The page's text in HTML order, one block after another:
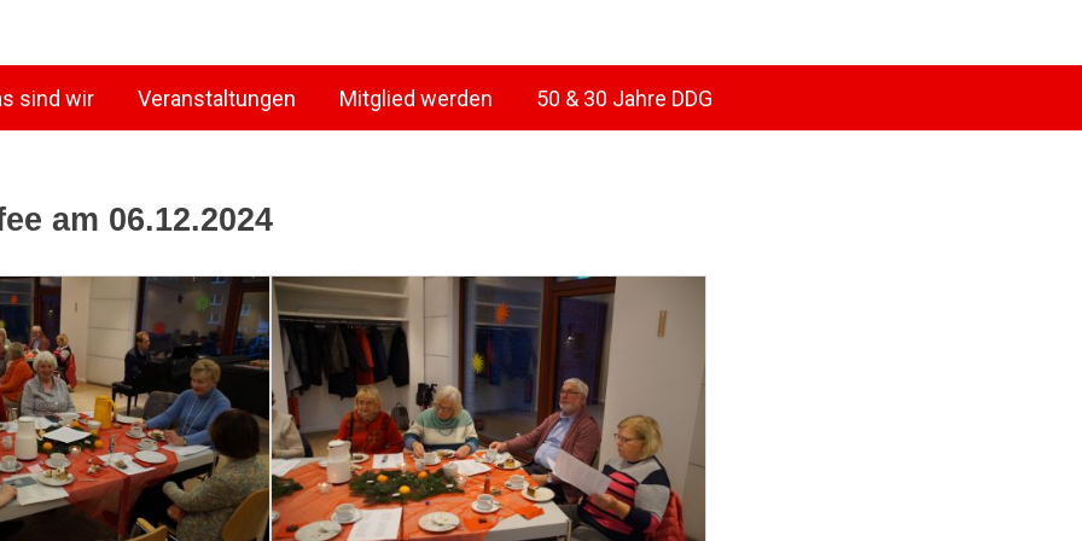
sind wir Veranstaltungen Mitglied werden 50 & 30 Jahre DDG
am 06.12.2024